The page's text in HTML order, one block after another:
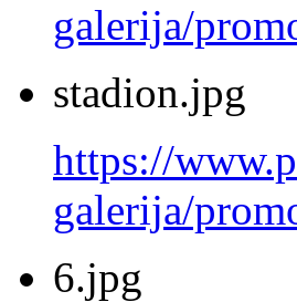
galerija/
stadion.jpg
https://
galerija/
6.jpg